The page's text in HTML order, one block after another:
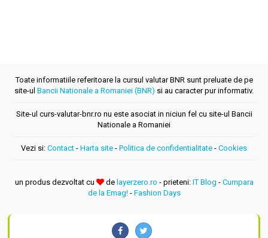
Toate informatiile referitoare la cursul valutar BNR sunt preluate de pe
site-ul Bancii Nationale a Romaniei (BNR) si au caracter pur informativ.
Site-ul curs-valutar-bnr.ro nu este asociat in niciun fel cu site-ul Bancii
Nationale a Romaniei
Vezi si: Contact - Harta site - Politica de confidentialitate - Cookies
un produs dezvoltat cu de layerzero.ro - prieteni: IT Blog - Cumpara
de la Emag!- Fashion Days